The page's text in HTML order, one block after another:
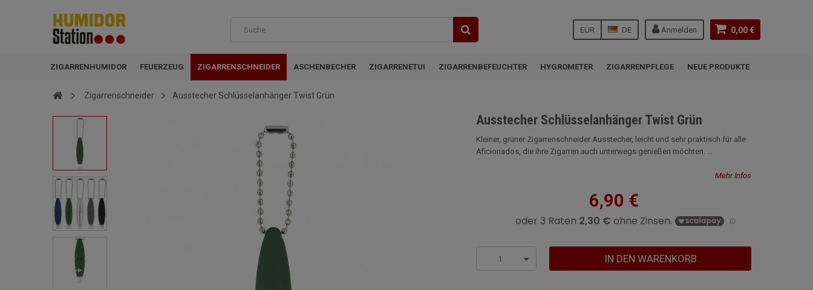
0,00 €
Anmelden
DE
EUR
ZIGARRENHUMIDOR FEUERZEUG ZIGARRENSCHNEIDER ASCHENBECHER ZIGARRENETUI ZIGARRENBEFEUCHTER HYGROMETER ZIGARRENPFLEGE NEUE PRODUKTE
Zigarrenschneider Ausstecher Schlüsselanhänger Twist Grün
Ausstecher Schlüsselanhänger Twist Grün
Kleiner, grüner Zigarrenschneider Ausstecher, leicht und sehr praktisch für alle
Aficionados, die ihre Zigarren auch unterwegs genießen möchten. ...
Mehr Infos
6,90 €
1 IN DEN WARENKORB